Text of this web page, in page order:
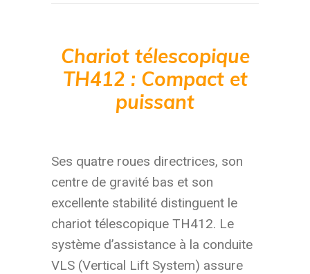
Chariot télescopique
TH412 : Compact et
puissant
Ses quatre roues directrices, son
centre de gravité bas et son
excellente stabilité distinguent le
chariot télescopique TH412. Le
système d’assistance à la conduite
VLS (Vertical Lift System) assure